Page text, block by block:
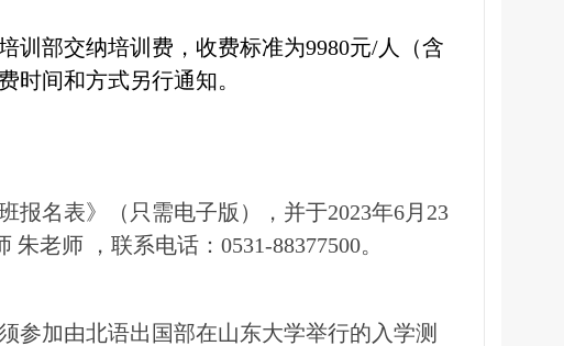
训部交纳培训费，收费标准为9980元/人（含
时间和方式另行通知。
报名表》（只需电子版），并于2023年6月 23
朱老师 ，联系电话： 0531-88377500。
参加由北语出国部在山东大学举行的入学测